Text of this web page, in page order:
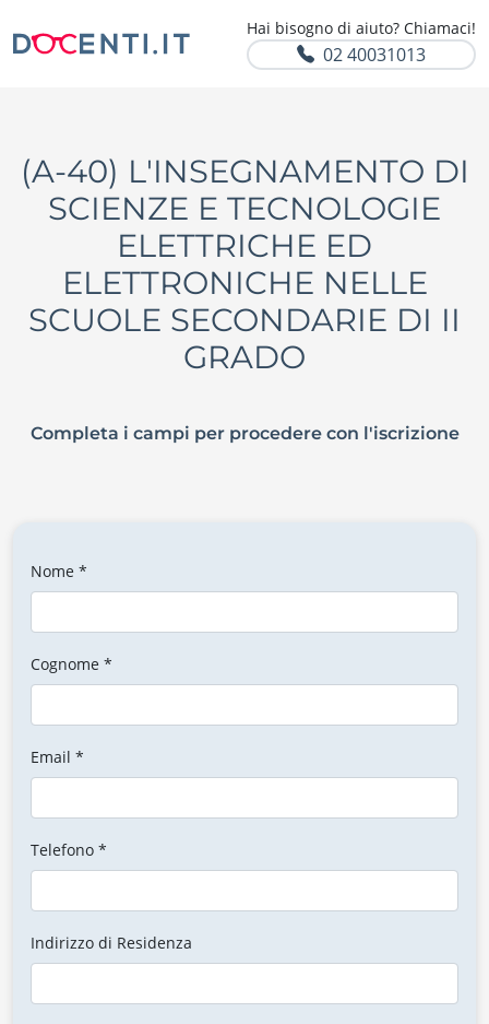
Hai bisogno di aiuto? Chiamaci!
02 40031013
(A-40) L'INSEGNAMENTO DI
SCIENZE E TECNOLOGIE
ELETTRICHE ED
ELETTRONICHE NELLE
SCUOLE SECONDARIE DI II
GRADO
Completa i campi per procedere con l'iscrizione
Nome *
Cognome *
Email *
Telefono *
Indirizzo di Residenza